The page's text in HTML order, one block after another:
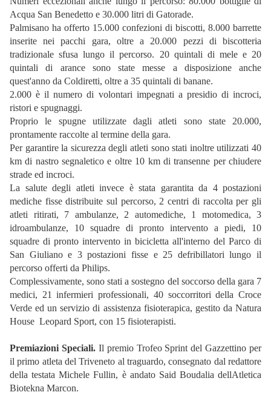
Acqua San Benedetto e 30.000 litri di Gatorade.
Palmisano ha offerto 15.000 confezioni di biscotti, 8.000 barrette
inserite nei pacchi gara, oltre a 20.000 pezzi di biscotteria
tradizionale sfusa lungo il percorso. 20 quintali di mele e 20
quintali di arance sono state messe a disposizione anche
quest'anno da Coldiretti, oltre a 35 quintali di banane.
2.000 è il numero di volontari impegnati a presidio di incroci,
ristori e spugnaggi.
Proprio le spugne utilizzate dagli atleti sono state 20.000,
prontamente raccolte al termine della gara.
Per garantire la sicurezza degli atleti sono stati inoltre utilizzati 40
km di nastro segnaletico e oltre 10 km di transenne per chiudere
strade ed incroci.
La salute degli atleti invece è stata garantita da 4 postazioni
mediche fisse distribuite sul percorso, 2 centri di raccolta per gli
atleti ritirati, 7 ambulanze, 2 automediche, 1 motomedica, 3
idroambulanze, 10 squadre di pronto intervento a piedi, 10
squadre di pronto intervento in bicicletta all'interno del Parco di
San Giuliano e 3 postazioni fisse e 25 defribillatori lungo il
percorso offerti da Philips.
Complessivamente, sono stati a sostegno del soccorso della gara 7
medici, 21 infermieri professionali, 40 soccorritori della Croce
Verde ed un servizio di assistenza fisioterapica, gestito da Natura
House  Leopard Sport, con 15 fisioterapisti.
Premiazioni Speciali.Il premio Trofeo Sprint del Gazzettino per
il primo atleta del Triveneto al traguardo, consegnato dal redattore
della testata Michele Fullin, è andato Said Boudalia dellAtletica
Biotekna Marcon.